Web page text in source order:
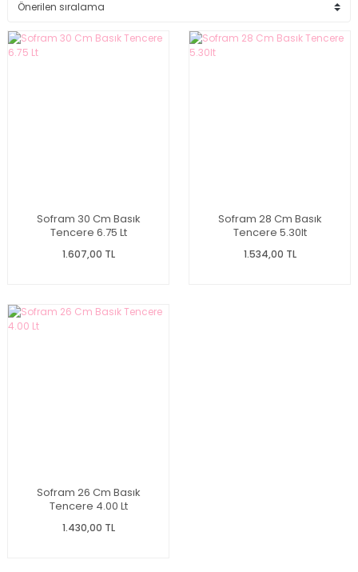
Sofram 30 Cm Basık
Tencere 6.75 Lt
1.607,00 TL
Sofram 28 Cm Basık
Tencere 5.30lt
1.534,00 TL
Sofram 26 Cm Basık
Tencere 4.00 Lt
1.430,00 TL